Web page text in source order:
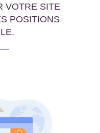
VOTRE SITE
POSITIONS